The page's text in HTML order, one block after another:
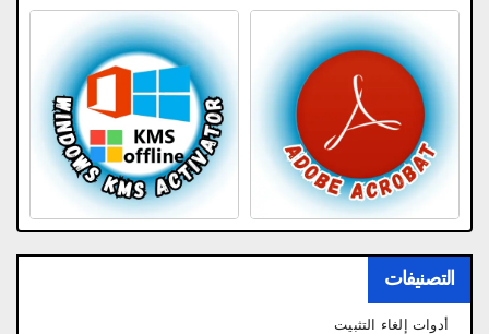
التصنيفات
أدوات إلغاء التثبيت